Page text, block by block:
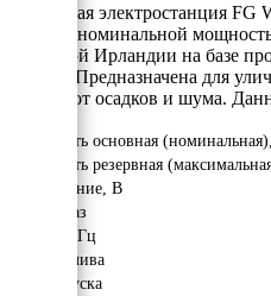
Дизельная электростанция
кожухе, номинальной
Северной Ирландии на базе
Perkins. Предназначена для
защиту от осадков и шума.
Мощность основная
Мощность резервная
Напряжение, В
Число фаз
Частота, Гц
Вид топлива
Тип запуска